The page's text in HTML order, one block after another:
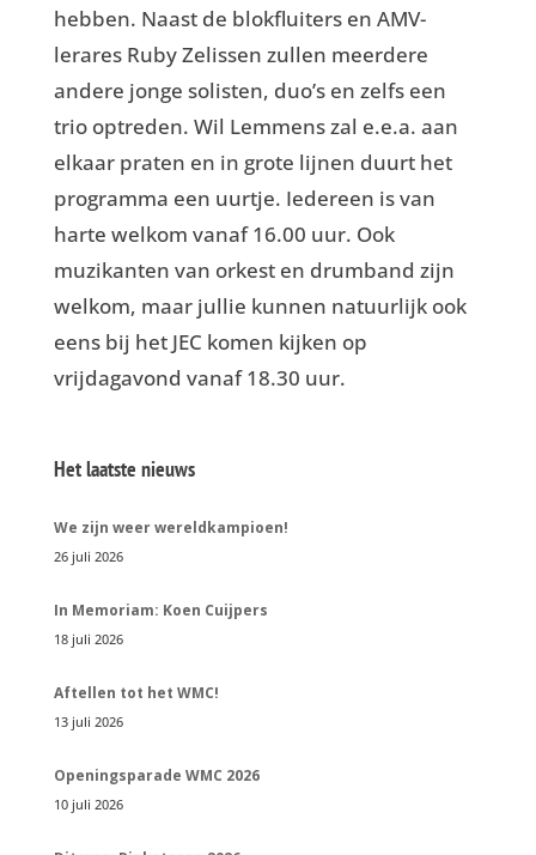
hebben. Naast de blokfluiters en AMV-
lerares Ruby Zelissen zullen meerdere
andere jonge solisten, duo’s en zelfs een
trio optreden. Wil Lemmens zal e.e.a. aan
elkaar praten en in grote lijnen duurt het
programma een uurtje. Iedereen is van
harte welkom vanaf 16.00 uur. Ook
muzikanten van orkest en drumband zijn
welkom, maar jullie kunnen natuurlijk ook
eens bij het JEC komen kijken op
vrijdagavond vanaf 18.30 uur.
Het laatste nieuws
We zijn weer wereldkampioen!
26 juli 2026
In Memoriam: Koen Cuijpers
18 juli 2026
Aftellen tot het WMC!
13 juli 2026
Openingsparade WMC 2026
10 juli 2026